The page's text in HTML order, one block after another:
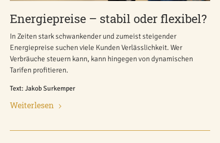
Energiepreise – stabil oder flexibel?
In Zeiten stark schwankender und zumeist steigender
Energiepreise suchen viele Kunden Verlässlichkeit. Wer
Verbräuche steuern kann, kann hingegen von dynamischen
Tarifen profitieren.
Text: Jakob Surkemper
Weiterlesen